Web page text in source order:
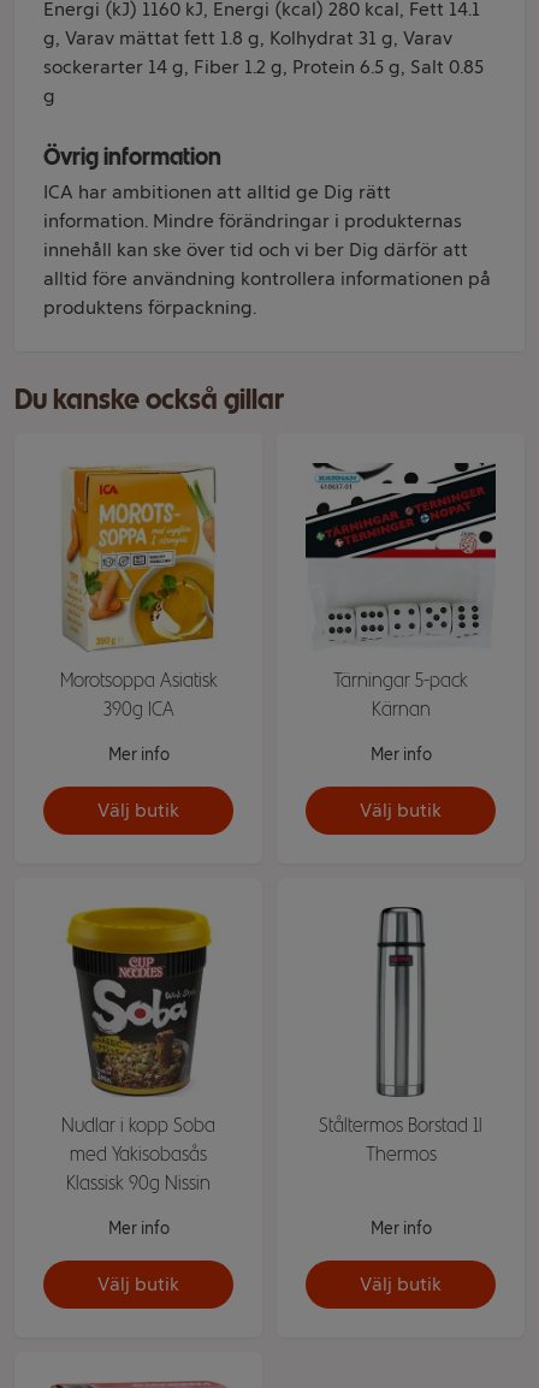
Energi (kJ) 1160 kJ, Energi (kcal) 280 kcal, Fett 14.1
g, Varav mättat fett 1.8 g, Kolhydrat 31 g, Varav
sockerarter 14 g, Fiber 1.2 g, Protein 6.5 g, Salt 0.85
g
Övrig information
ICA har ambitionen att alltid ge Dig rätt
information. Mindre förändringar i produkternas
innehåll kan ske över tid och vi ber Dig därför att
alltid före användning kontrollera informationen på
produktens förpackning.
Du kanske också gillar
Morotsoppa Asiatisk
390g ICA
Mer info
Välj butik
Tärningar 5-pack
Kärnan
Mer info
Välj butik
Nudlar i kopp Soba
med Yakisobasås
Klassisk 90g Nissin
Mer info
Välj butik
Ståltermos Borstad 1l
Thermos
Mer info
Välj butik